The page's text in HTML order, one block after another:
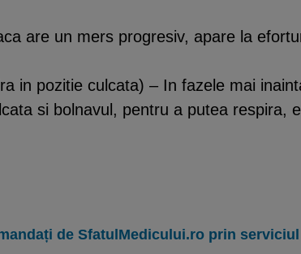
are un mers progresiv, apare la
in pozitie culcata) – In fazele mai
si bolnavul, pentru a putea respira,
de SfatulMedicului.ro prin